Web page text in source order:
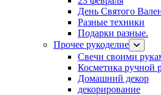
День Святого
Разные техники
Подарки разные.
Прочее рукоделие
Свечи своими
Косметика ручной
Домашний декор
декорирование